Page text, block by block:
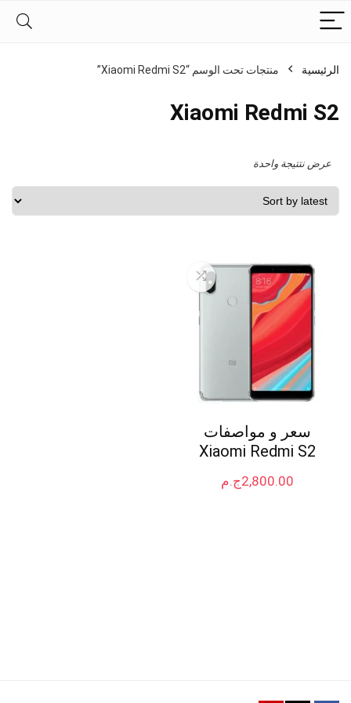
الرئيسية منتجات تحت الوسم “Xiaomi Redmi S2”
Xiaomi Redmi S2
عرض نتتيجة واحدة
سعر و مواصفات
Xiaomi Redmi S2
ج.م2,800.00